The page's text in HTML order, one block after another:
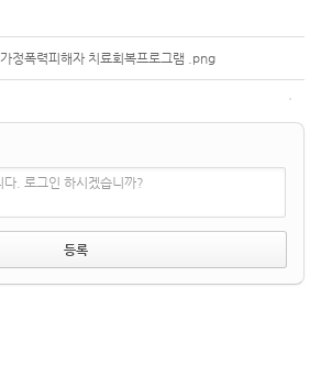
정폭력피해자 치료회복프로그램 .png
다. 로그인 하시겠습니까?